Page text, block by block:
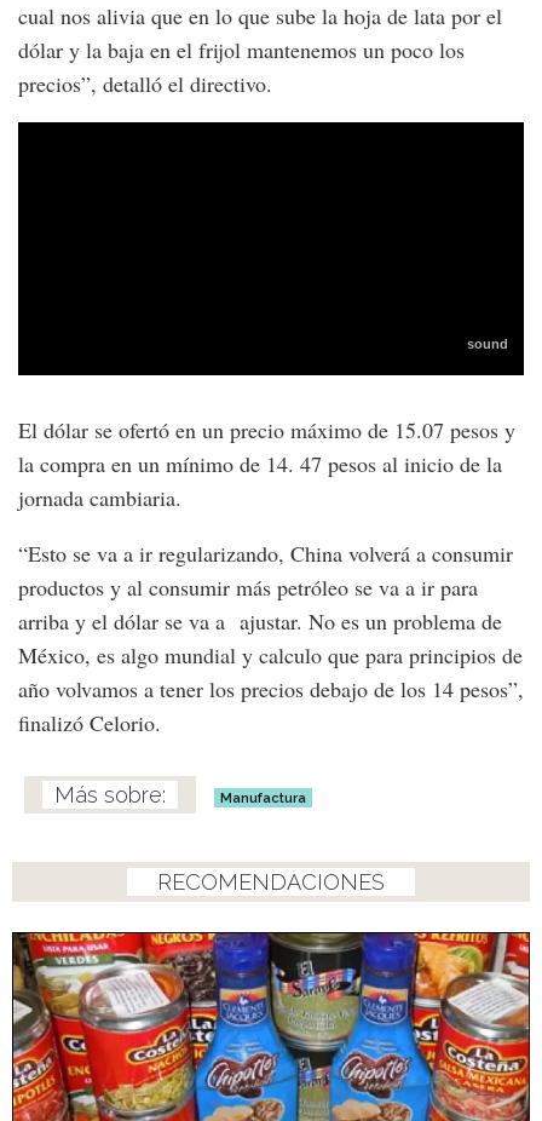
cual nos alivia que en lo que sube la hoja de lata por el
dólar y la baja en el frijol mantenemos un poco los
precios”, detalló el directivo.
El dólar se ofertó en un precio máximo de 15.07 pesos y
la compra en un mínimo de 14. 47 pesos al inicio de la
jornada cambiaria.
“Esto se va a ir regularizando, China volverá a consumir
productos y al consumir más petróleo se va a ir para
arriba y el dólar se va a ajustar. No es un problema de
México, es algo mundial y calculo que para principios de
año volvamos a tener los precios debajo de los 14 pesos”,
finalizó Celorio.
Manufactura
RECOMENDACIONES